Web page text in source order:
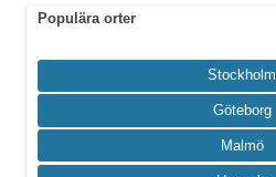
Populära orter
Stockholm
Göteborg
Malmö